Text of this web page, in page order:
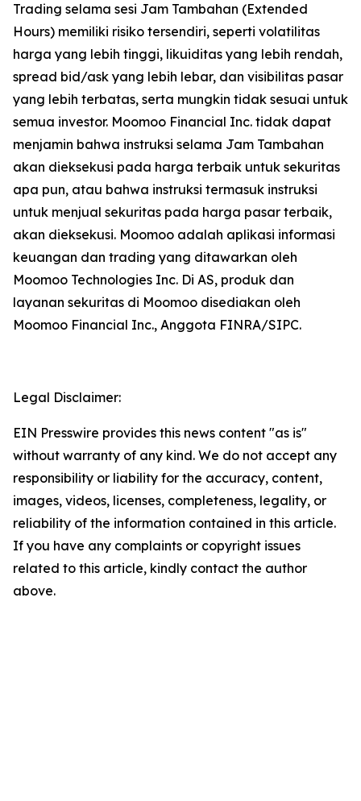
Trading selama sesi Jam Tambahan (Extended
Hours) memiliki risiko tersendiri, seperti volatilitas
harga yang lebih tinggi, likuiditas yang lebih rendah,
spread bid/ask yang lebih lebar, dan visibilitas pasar
yang lebih terbatas, serta mungkin tidak sesuai untuk
semua investor. Moomoo Financial Inc. tidak dapat
menjamin bahwa instruksi selama Jam Tambahan
akan dieksekusi pada harga terbaik untuk sekuritas
apa pun, atau bahwa instruksi termasuk instruksi
untuk menjual sekuritas pada harga pasar terbaik,
akan dieksekusi. Moomoo adalah aplikasi informasi
keuangan dan trading yang ditawarkan oleh
Moomoo Technologies Inc. Di AS, produk dan
layanan sekuritas di Moomoo disediakan oleh
Moomoo Financial Inc., Anggota FINRA/SIPC.
Legal Disclaimer:
EIN Presswire provides this news content "as is"
without warranty of any kind. We do not accept any
responsibility or liability for the accuracy, content,
images, videos, licenses, completeness, legality, or
reliability of the information contained in this article.
If you have any complaints or copyright issues
related to this article, kindly contact the author
above.